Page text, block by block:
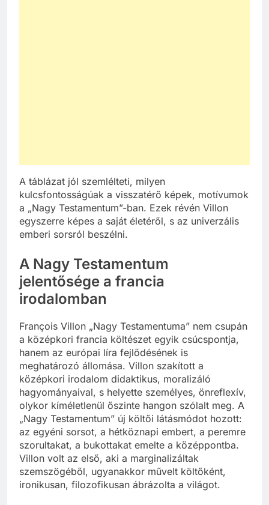
A táblázat jól szemlélteti, milyen
kulcsfontosságúak a visszatérő képek, motívumok
a „Nagy Testamentum”-ban. Ezek révén Villon
egyszerre képes a saját életéről, s az univerzális
emberi sorsról beszélni.
A Nagy Testamentum
jelentősége a francia
irodalomban
François Villon „Nagy Testamentuma” nem csupán
a középkori francia költészet egyik csúcspontja,
hanem az európai líra fejlődésének is
meghatározó állomása. Villon szakított a
középkori irodalom didaktikus, moralizáló
hagyományaival, s helyette személyes, önreflexív,
olykor kíméletlenül őszinte hangon szólalt meg. A
„Nagy Testamentum” új költői látásmódot hozott:
az egyéni sorsot, a hétköznapi embert, a peremre
szorultakat, a bukottakat emelte a középpontba.
Villon volt az első, aki a marginalizáltak
szemszögéből, ugyanakkor művelt költőként,
ironikusan, filozofikusan ábrázolta a világot.